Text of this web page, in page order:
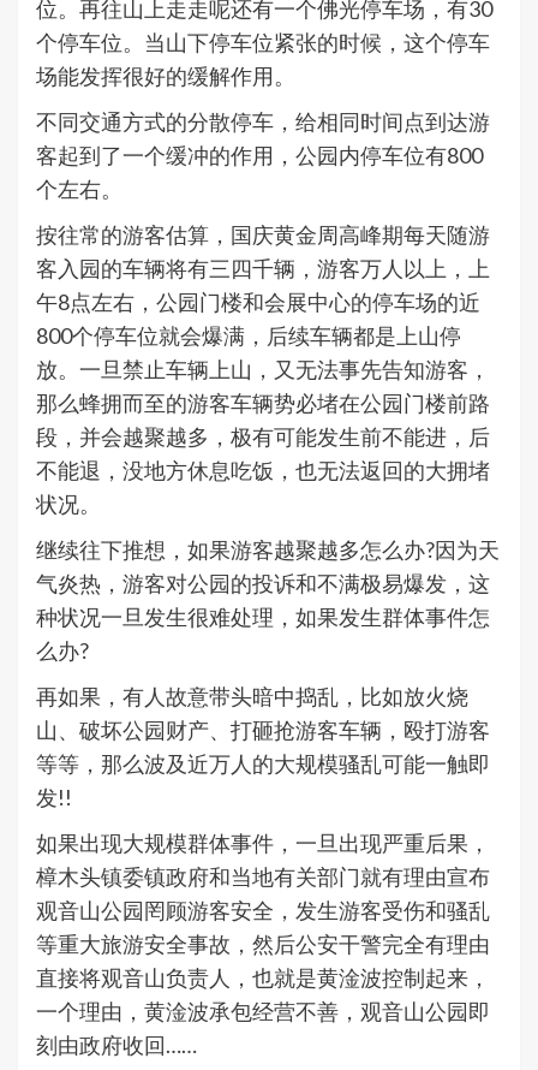
位。再往山上走走呢还有一个佛光停车场，有30
个停车位。当山下停车位紧张的时候，这个停车
场能发挥很好的缓解作用。
不同交通方式的分散停车，给相同时间点到达游
客起到了一个缓冲的作用，公园内停车位有800
个左右。
按往常的游客估算，国庆黄金周高峰期每天随游
客入园的车辆将有三四千辆，游客万人以上，上
午8点左右，公园门楼和会展中心的停车场的近
800个停车位就会爆满，后续车辆都是上山停
放。一旦禁止车辆上山，又无法事先告知游客，
那么蜂拥而至的游客车辆势必堵在公园门楼前路
段，并会越聚越多，极有可能发生前不能进，后
不能退，没地方休息吃饭，也无法返回的大拥堵
状况。
继续往下推想，如果游客越聚越多怎么办?因为天
气炎热，游客对公园的投诉和不满极易爆发，这
种状况一旦发生很难处理，如果发生群体事件怎
么办?
再如果，有人故意带头暗中捣乱，比如放火烧
山、破坏公园财产、打砸抢游客车辆，殴打游客
等等，那么波及近万人的大规模骚乱可能一触即
发!!
如果出现大规模群体事件，一旦出现严重后果，
樟木头镇委镇政府和当地有关部门就有理由宣布
观音山公园罔顾游客安全，发生游客受伤和骚乱
等重大旅游安全事故，然后公安干警完全有理由
直接将观音山负责人，也就是黄淦波控制起来，
一个理由，黄淦波承包经营不善，观音山公园即
刻由政府收回……